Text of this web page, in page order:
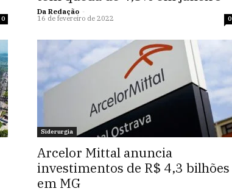
0
Da Redação -
16 de fevereiro de 2022 0
Siderurgia
Arcelor Mittal anuncia
investimentos de R$ 4,3 bilhões
em MG